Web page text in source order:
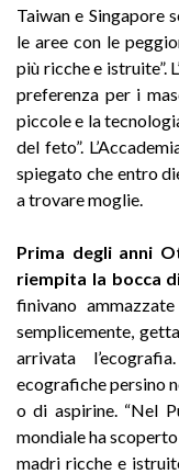
Taiwan e Singapore
le aree con le
più ricche e istruite”. L’
preferenza per i
piccole e la
del feto”.
spiegato che entro
a trovare moglie.
Prima degli anni
riempita la bocca
finivano
semplicemente,
arrivata
ecografiche persino
o di aspirine. “Nel
mondiale ha
madri ricche e